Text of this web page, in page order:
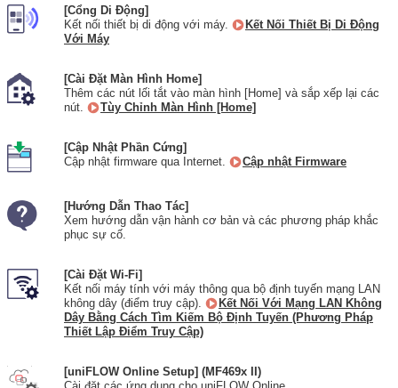
[Cổng Di Động]
Kết nối thiết bị di động với máy.
Kết Nối Thiết Bị Di Động
Với Máy
[Cài Đặt Màn Hình Home]
Thêm các nút lối tắt vào màn hình [Home] và sắp xếp lại các
nút.
Tùy Chỉnh Màn Hình [Home]
[Cập Nhật Phần Cứng]
Cập nhật firmware qua Internet.
Cập nhật Firmware
[Hướng Dẫn Thao Tác]
Xem hướng dẫn vận hành cơ bản và các phương pháp khắc
phục sự cố.
[Cài Đặt Wi-Fi]
Kết nối máy tính với máy thông qua bộ định tuyến mạng LAN
không dây (điểm truy cập).
Kết Nối Với Mạng LAN Không
Dây Bằng Cách Tìm Kiếm Bộ Định Tuyến (Phương Pháp
Thiết Lập Điểm Truy Cập)
[uniFLOW Online Setup] (MF469x II)